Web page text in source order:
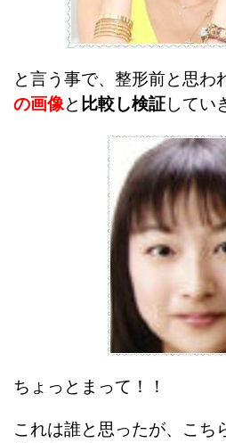
と言う事で、整形前と思わ
の画像と 比較し検証してい
ちょっとまって！！
これは誰と思ったが、こち